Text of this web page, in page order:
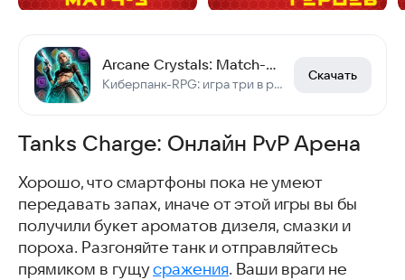
Arcane Crystals: Match-3 RPG
Киберпанк-RPG: игра три в ряд с героями, PvP-сражения и кланы в мире Аркейн
Скачать
Tanks Charge: Онлайн PvP Арена
Хорошо, что смартфоны пока не умеют
передавать запах, иначе от этой игры вы бы
получили букет ароматов дизеля, смазки и
пороха. Разгоняйте танк и отправляйтесь
прямиком в гущусражения. Ваши враги не